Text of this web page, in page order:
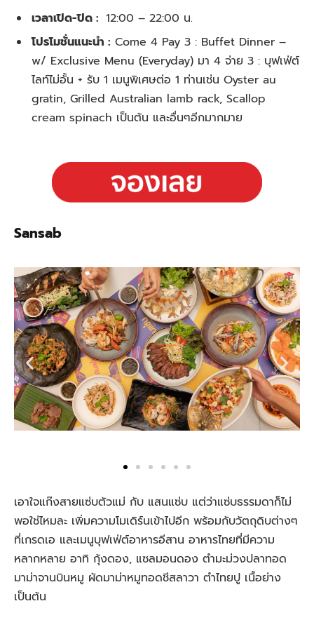
เวลาเปิด-ปิด : 12:00 – 22:00 น.
โปรโมชั่นแนะนำ : Come 4 Pay 3 : Buffet Dinner –
w/ Exclusive Menu (Everyday) มา 4 จ่าย 3 : บุฟเฟ่ต์
ไลท์ไม่อั้น + รับ 1 เมนูพิเศษต่อ 1 ท่านเช่น Oyster au
gratin, Grilled Australian lamb rack, Scallop
cream spinach เป็นต้น และอื่นๆอีกมากมาย
Sansab
เอาใจแก๊งสายแซ่บตัวแม่ กับ แสนแซ่บ แต่ว่าแซ่บธรรมดาก็ไม่
พอใช่ไหมละ เพิ่มความโมเดิร์นเข้าไปอีก พร้อมกับวัตถุดิบต่างๆ
ที่เกรดเอ และเมนูบุฟเฟ่ต์อาหารอีสาน อาหารไทยที่มีความ
หลากหลาย อาทิ กุ้งดอง, แซลมอนดอง ตำมะม่วงปลาทอด
มาม่าจานบินหมู ผัดมาม่าหมูทอดชีสลาวา ตำไทยปู เนื้อย่าง
เป็นต้น